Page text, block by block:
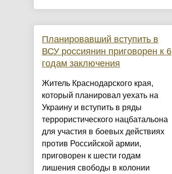
Планировавший вступить в
ВСУ россиянин приговорен к 6
годам заключения
Житель Краснодарского края,
который планировал уехать на
Украину и вступить в ряды
террористического нацбатальона
для участия в боевых действиях
против Российской армии,
приговорен к шести годам
лишения свободы в колонии